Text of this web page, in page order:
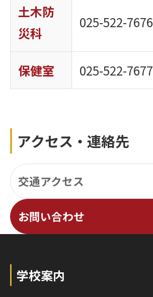
土木防
災科
025-522-7676
保健室 025-522-7677
アクセス・連絡先
交通アクセス
お問い合わせ
学校案内